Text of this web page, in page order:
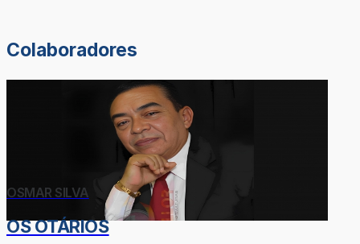
Colaboradores
OSMAR SILVA
OS OTÁRIOS